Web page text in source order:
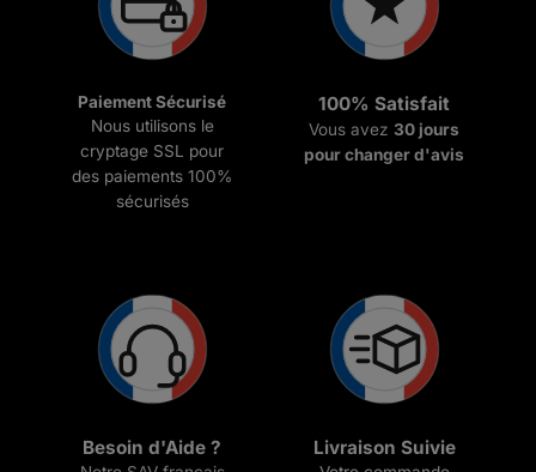
Paiement Sécurisé
Nous utilisons le
cryptage SSL pour
des paiements 100%
sécurisés
100% Satisfait
Vous avez 30 jours
pour changer d'avis
Besoin d'Aide ? Livraison Suivie